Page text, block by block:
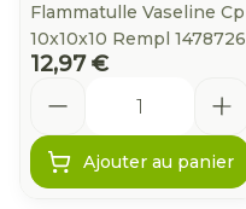
Flammatulle Vaseline Cp
10x10x10 Rempl 1478726
12,97 €
Ajouter au panier